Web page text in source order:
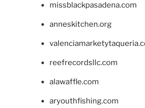
missblackpasadena.com
anneskitchen.org
reefrecordsllc.com
alawaffle.com
aryouthfishing.com